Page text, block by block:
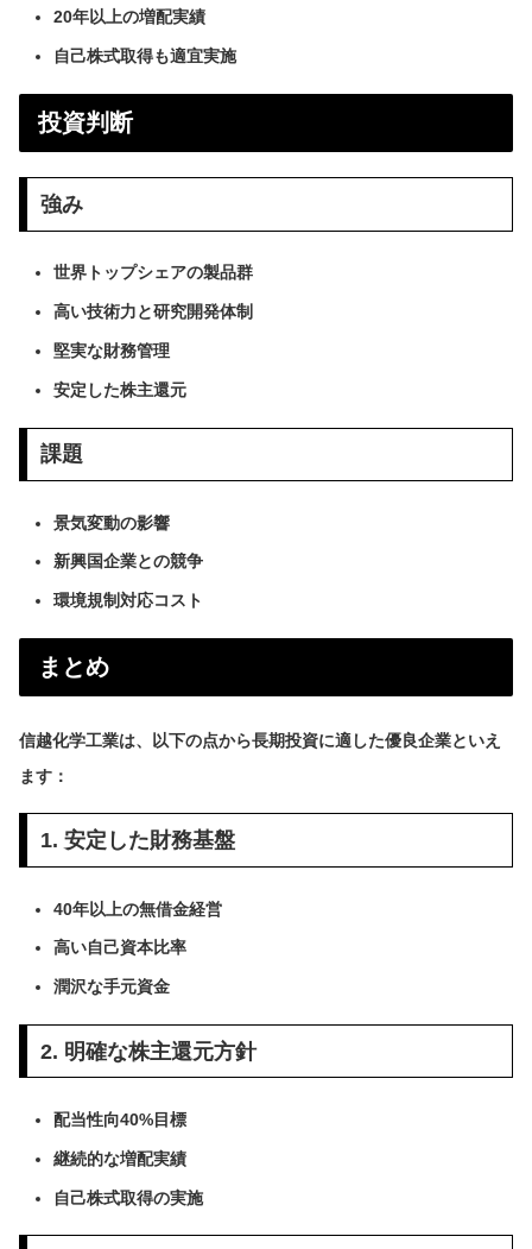
20年以上の増配実績
自己株式取得も適宜実施
投資判断
強み
世界トップシェアの製品群
高い技術力と研究開発体制
堅実な財務管理
安定した株主還元
課題
景気変動の影響
新興国企業との競争
環境規制対応コスト
まとめ
信越化学工業は、以下の点から長期投資に適した優良企業といえ
ます：
1. 安定した財務基盤
40年以上の無借金経営
高い自己資本比率
潤沢な手元資金
2. 明確な株主還元方針
配当性向40%目標
継続的な増配実績
自己株式取得の実施